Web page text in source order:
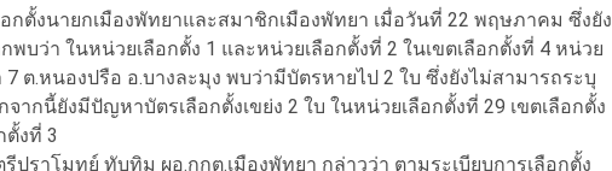
กตั้งนายกเมืองพัทยาและสมาชิกเมืองพัทยา เมื่อวันที่ 22 พฤษภาคม ซึ่งยัง
พบว่า ในหน่วยเลือกตั้ง 1 และหน่วยเลือกตั้งที่ 2 ในเขตเลือกตั้งที่ 4 หน่วย
7 ต.หนองปรือ อ.บางละมุง พบว่ามีบัตรหายไป 2 ใบ ซึ่งยังไม่สามารถระบุ
กนี้ยังมีปัญหาบัตรเลือกตั้งเขย่ง 2 ใบ ในหน่วยเลือกตั้งที่ 29 เขตเลือกตั้ง
ตั้งที่ 3
ปราโมทย์ ทับทิม ผอ.กกต.เมืองพัทยา กล่าวว่า ตามระเบียบการเลือกตั้ง